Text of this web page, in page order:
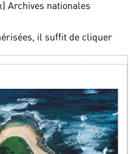
Archives nationales
il suffit de cliquer